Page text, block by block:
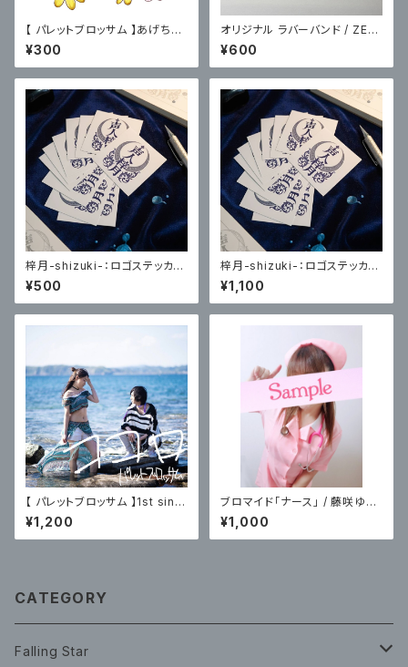
【 パレットブロッサム 】あげちゃ
んちゅステッカー(顔面)
¥300
オリジナル ラバーバンド / ZER
O
¥600
梓月-shizuki-：ロゴステッカー
２枚セット
¥500
梓月-shizuki-：ロゴステッカー
4枚セット
¥1,100
【 パレットブロッサム 】1st singl
e「ココロ」
¥1,200
ブロマイド「ナース」 / 藤咲ゆ
み：数量限定5組の方へ
¥1,000
CATEGORY
Falling Star